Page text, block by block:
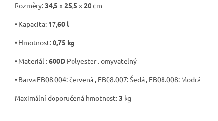
Rozměry:34,5 x25,5 x20cm
• Kapacita: 17,60 l
• Hmotnost:0,75 kg
• Materiál :600D Polyester . omyvatelný
• Barva EB08.004: červená , EB08.007: Šedá , EB08.008: Modrá
Maximální doporučená hmotnost:3 kg